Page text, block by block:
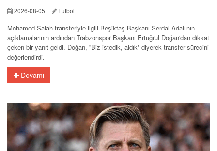
2026-08-05 Futbol
Mohamed Salah transferiyle ilgili Beşiktaş Başkanı Serdal Adalı'nın
açıklamalarının ardından Trabzonspor Başkanı Ertuğrul Doğan'dan dikkat
çeken bir yanıt geldi. Doğan, ''Biz istedik, aldık'' diyerek transfer sürecini
değerlendirdi.
Devamı